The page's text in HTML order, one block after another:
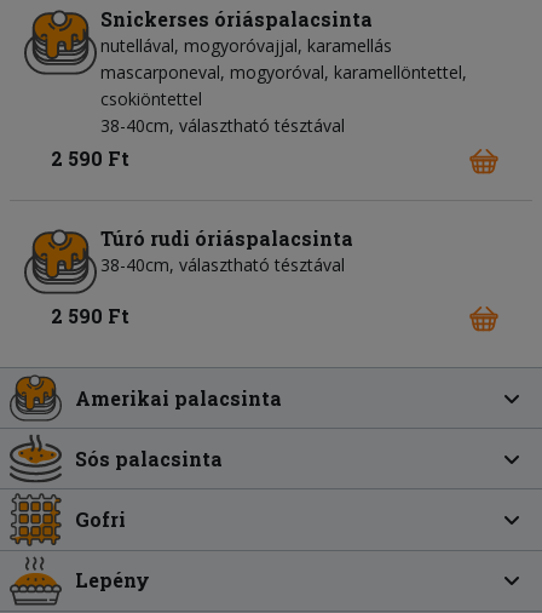
Snickerses óriáspalacsinta
nutellával, mogyoróvajjal, karamellás
mascarponeval, mogyoróval, karamellöntettel,
csokiöntettel
38-40cm, választható tésztával
2 590 Ft
Túró rudi óriáspalacsinta
38-40cm, választható tésztával
2 590 Ft
Amerikai palacsinta
Sós palacsinta
Gofri
Lepény